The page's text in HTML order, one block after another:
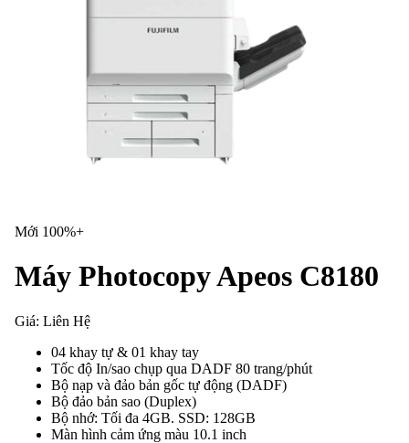
Mới 100%+
Máy Photocopy Apeos C8180
Giá: Liên Hệ
04 khay tự & 01 khay tay
Tốc độ In/sao chụp qua DADF 80 trang/phút
Bộ nạp và đảo bản gốc tự động (DADF)
Bộ đảo bản sao (Duplex)
Bộ nhớ: Tối đa 4GB. SSD: 128GB
Màn hình cảm ứng màu 10.1 inch